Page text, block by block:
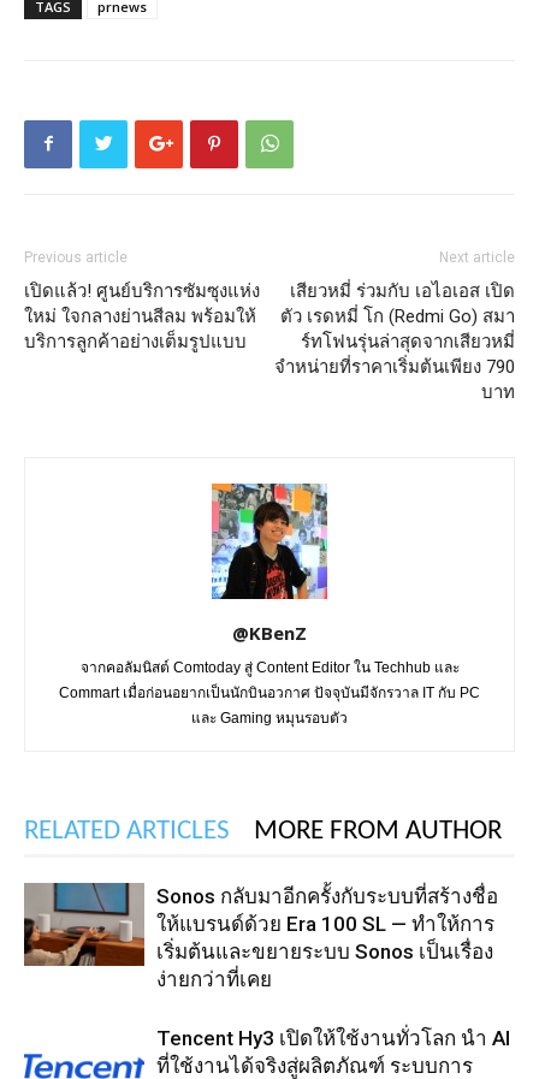
TAGS prnews
Previous article
เปิดแล้ว! ศูนย์บริการซัมซุงแห่ง
ใหม่ ใจกลางย่านสีลม พร้อมให้
บริการลูกค้าอย่างเต็มรูปแบบ
Next article
เสียวหมี่ ร่วมกับ เอไอเอส เปิด
ตัว เรดหมี่ โก (Redmi Go) สมา
ร์ทโฟนรุ่นล่าสุดจากเสียวหมี่
จำหน่ายที่ราคาเริ่มต้นเพียง 790
บาท
@KBenZ
จากคอลัมนิสต์ Comtoday สู่ Content Editor ใน Techhub และ
Commart เมื่อก่อนอยากเป็นนักบินอวกาศ ปัจจุบันมีจักรวาล IT กับ PC
และ Gaming หมุนรอบตัว
RELATED ARTICLES MORE FROM AUTHOR
Sonos กลับมาอีกครั้งกับระบบที่สร้างชื่อ
ให้แบรนด์ด้วย Era 100 SL — ทำให้การ
เริ่มต้นและขยายระบบ Sonos เป็นเรื่อง
ง่ายกว่าที่เคย
Tencent Hy3 เปิดให้ใช้งานทั่วโลก นำ AI
ที่ใช้งานได้จริงสู่ผลิตภัณฑ์ ระบบการ